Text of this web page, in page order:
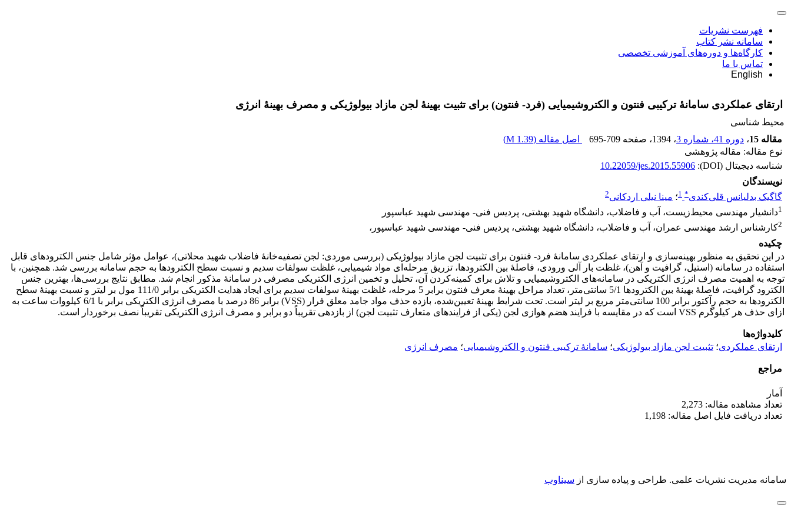
فهرست نشریات
سامانه نشر کتاب
کارگاه‌ها و دوره‌های آموزشی تخصصی
تماس با ما
English
ارتقای عملکردی سامانۀ ترکیبی فنتون و الکتروشیمیایی (فرد- فنتون) برای تثبیت بهینۀ لجن مازاد بیولوژیکی و مصرف بهینۀ انرژی
محیط شناسی
مقاله 15
، دوره 41، شماره 3 ، 1394 ، صفحه 695-709 اصل مقاله (1.39 M
)
نوع مقاله: مقاله پژوهشی
شناسه دیجیتال (DOI):
10.22059/jes.2015.55906
نویسندگان
گاگیک بدلیانس قلی‌کندی*
1؛ مینا نیلی اردکانی2
1دانشیار مهندسی محیط‌زیست، آب و فاضلاب، دانشگاه شهید بهشتی، پردیس فنی- مهندسی شهید عباسپور
2کارشناس ارشد مهندسی عمران، آب و فاضلاب، دانشگاه شهید بهشتی، پردیس فنی- مهندسی شهید عباسپور،
چکیده
در این تحقیق به ‌منظور بهینه‌سازی و ارتقای عملکردی سامانۀ فرد- فنتون برای تثبیت لجن مازاد بیولوژیکی (بررسی موردی: لجن تصفیه‌خانۀ فاضلاب شهید محلاتی)، عوامل مؤثر شامل جنس الکترودهای قابل
استفاده در سامانه (استیل، گرافیت و آهن)، غلظت بار آلی ورودی، فاصلۀ بین الکترودها، تزریق مرحله‌ای مواد شیمیایی، غلظت سولفات سدیم و نسبت سطح الکترودها به حجم سامانه بررسی شد. همچنین، با
توجه به اهمیت مصرف انرژی الکتریکی در سامانه‌های الکتروشیمیایی و تلاش برای کمینه‌کردن آن، تحلیل و تخمین انرژی الکتریکی مصرفی در سامانۀ مذکور انجام شد. مطابق نتایج بررسی‌ها، بهترین جنس
الکترود گرافیت، فاصلۀ بهینۀ بین الکترودها 5/1 سانتی‌متر، تعداد مراحل بهینۀ معرف فنتون برابر 5 مرحله، غلظت بهینۀ سولفات سدیم برای ایجاد هدایت الکتریکی برابر 111/0 مول بر لیتر و نسبت بهینۀ سطح
الکترودها به حجم رآکتور برابر 100 سانتی‌متر مربع بر لیتر است. تحت شرایط بهینۀ تعیین‌شده، بازده حذف مواد جامد معلق فرار (VSS) برابر 86 درصد با مصرف انرژی الکتریکی برابر با 6/1 کیلووات ساعت به
ازای حذف هر کیلوگرم VSS است که در مقایسه با فرایند هضم هوازی لجن (یکی از فرایندهای متعارف تثبیت لجن) از بازدهی تقریباً دو برابر و مصرف انرژی الکتریکی تقریباً نصف برخوردار است.
کلیدواژه‌ها
ارتقای عملکردی؛ تثبیت لجن مازاد بیولوژیکی؛ سامانۀ ترکیبی فنتون و الکتروشیمیایی؛ مصرف انرژی
مراجع
آمار
تعداد مشاهده مقاله: 2,273
تعداد دریافت فایل اصل مقاله: 1,198
سامانه مدیریت نشریات علمی. طراحی و پیاده سازی از سیناوب